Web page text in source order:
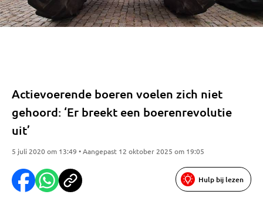
Actievoerende boeren voelen zich niet
gehoord: ‘Er breekt een boerenrevolutie
uit’
5 juli 2020 om 13:49 • Aangepast 12 oktober 2025 om 19:05
Hulp bij lezen